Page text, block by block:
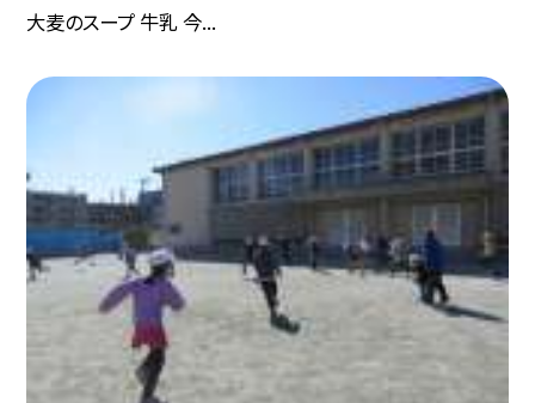
大麦のスープ 牛乳 今...